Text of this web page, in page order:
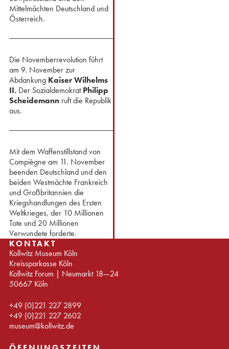
Mittelmächten Deutschland und
Österreich.
Die Novemberrevolution führt
am 9. November zur
Abdankung Kaiser Wilhelms
II.Der Sozialdemokrat Philipp
Scheidemann ruft die Republik
aus.
⁢Mit dem Waffenstillstand von
Compiègne am 11. November
beenden Deutschland und den
beiden Westmächte Frankreich
und Großbritannien die
Kriegshandlungen des Ersten
Weltkrieges, der 10 Millionen
Tote und 20 Millionen
Verwundete forderte.
KONTAKT
Kollwitz Museum Köln
Kreissparkasse Köln
Kollwitz Forum | Neumarkt 18—24
50667 Köln
+49 (0)221 227 2899
+49 (0)221 227 2602
museum@kollwitz.de